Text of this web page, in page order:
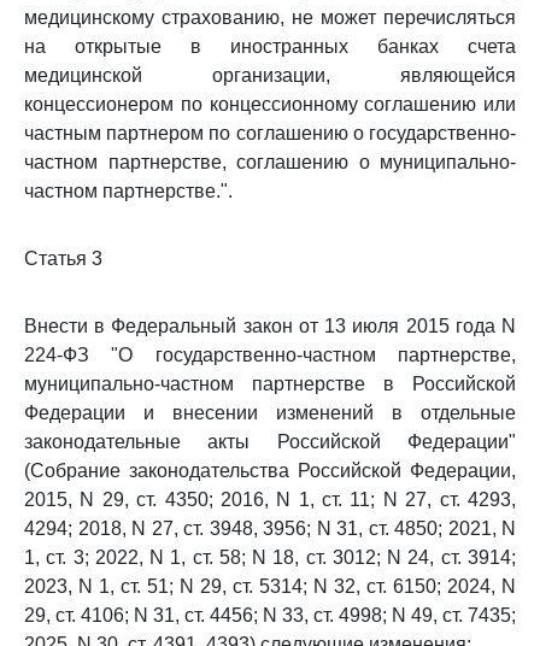
медицинскому страхованию, не может перечисляться
на открытые в иностранных банках счета
медицинской организации, являющейся
концессионером по концессионному соглашению или
частным партнером по соглашению о государственно-
частном партнерстве, соглашению о муниципально-
частном партнерстве.".
Статья 3
Внести в Федеральный закон от 13 июля 2015 года N
224-ФЗ "О государственно-частном партнерстве,
муниципально-частном партнерстве в Российской
Федерации и внесении изменений в отдельные
законодательные акты Российской Федерации"
(Собрание законодательства Российской Федерации,
2015, N 29, ст. 4350; 2016, N 1, ст. 11; N 27, ст. 4293,
4294; 2018, N 27, ст. 3948, 3956; N 31, ст. 4850; 2021, N
1, ст. 3; 2022, N 1, ст. 58; N 18, ст. 3012; N 24, ст. 3914;
2023, N 1, ст. 51; N 29, ст. 5314; N 32, ст. 6150; 2024, N
29, ст. 4106; N 31, ст. 4456; N 33, ст. 4998; N 49, ст. 7435;